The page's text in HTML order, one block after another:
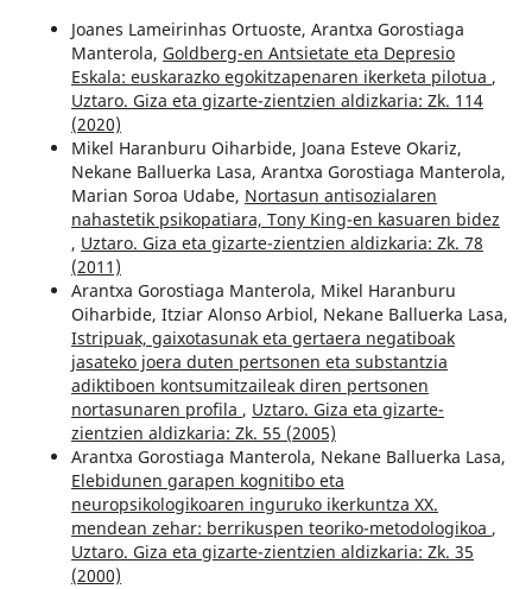
Joanes Lameirinhas Ortuoste, Arantxa Gorostiaga
Manterola, Goldberg-en Antsietate eta Depresio
Eskala: euskarazko egokitzapenaren ikerketa pilotua ,
Uztaro. Giza eta gizarte-zientzien aldizkaria: Zk. 114
(2020)
Mikel Haranburu Oiharbide, Joana Esteve Okariz,
Nekane Balluerka Lasa, Arantxa Gorostiaga Manterola,
Marian Soroa Udabe, Nortasun antisozialaren
nahastetik psikopatiara, Tony King-en kasuaren bidez
, Uztaro. Giza eta gizarte-zientzien aldizkaria: Zk. 78
(2011)
Arantxa Gorostiaga Manterola, Mikel Haranburu
Oiharbide, Itziar Alonso Arbiol, Nekane Balluerka Lasa,
Istripuak, gaixotasunak eta gertaera negatiboak
jasateko joera duten pertsonen eta substantzia
adiktiboen kontsumitzaileak diren pertsonen
nortasunaren profila , Uztaro. Giza eta gizarte-
zientzien aldizkaria: Zk. 55 (2005)
Arantxa Gorostiaga Manterola, Nekane Balluerka Lasa,
Elebidunen garapen kognitibo eta
neuropsikologikoaren inguruko ikerkuntza XX.
mendean zehar: berrikuspen teoriko-metodologikoa ,
Uztaro. Giza eta gizarte-zientzien aldizkaria: Zk. 35
(2000)